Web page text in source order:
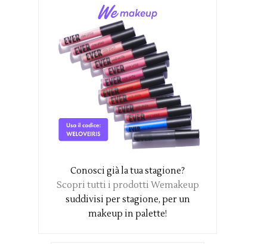
Conosci già la tua stagione?
Scopri tutti i prodotti Wemakeup
suddivisi per stagione, per un
makeup in palette!